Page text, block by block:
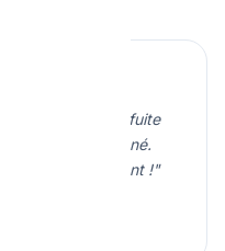
pour une fuite
propre et soigné.
vivement !"